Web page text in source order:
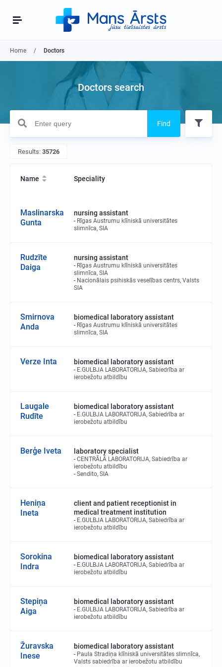
Home Doctors
Doctors search
Find
Results: 35726
Name Speciality
Maslinarska
Gunta
nursing assistant
Rīgas Austrumu klīniskā universitātes
slimnīca, SIA
Rudzīte
Daiga
nursing assistant
Rīgas Austrumu klīniskā universitātes
slimnīca, SIA
Nacionālais psihiskās veselības centrs, Valsts
SIA
Smirnova
Anda
biomedical laboratory assistant
Rīgas Austrumu klīniskā universitātes
slimnīca, SIA
Verze Inta biomedical laboratory assistant
E.GULBJA LABORATORIJA, Sabiedrība ar
ierobežotu atbildību
Laugale
Rudīte
biomedical laboratory assistant
E.GULBJA LABORATORIJA, Sabiedrība ar
ierobežotu atbildību
Berģe Iveta laboratory specialist
CENTRĀLĀ LABORATORIJA, Sabiedrība ar
ierobežotu atbildību
Sendito, SIA
Heniņa
Ineta
client and patient receptionist in
medical treatment institution
E.GULBJA LABORATORIJA, Sabiedrība ar
ierobežotu atbildību
Sorokina
Indra
biomedical laboratory assistant
E.GULBJA LABORATORIJA, Sabiedrība ar
ierobežotu atbildību
Stepiņa
Aiga
biomedical laboratory assistant
E.GULBJA LABORATORIJA, Sabiedrība ar
ierobežotu atbildību
Žuravska
Inese
biomedical laboratory assistant
Paula Stradiņa klīniskā universitātes slimnīca,
Valsts sabiedrība ar ierobežotu atbildību